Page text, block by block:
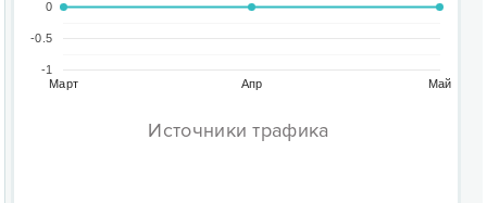
Март Апр Май
-1
-0.5
0
Источники трафика